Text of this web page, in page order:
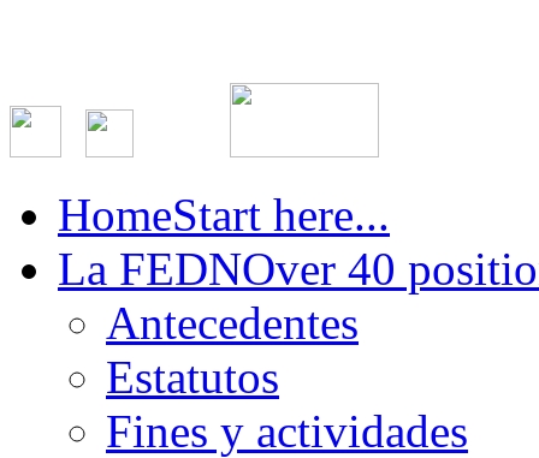
HomeStart here...
La FEDNOver 40
Antecedentes
Estatutos
Fines y actividades